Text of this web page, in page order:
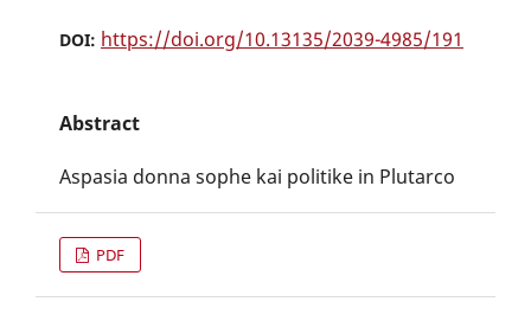
DOI: https://doi.org/10.13135/2039-4985/191
Abstract
Aspasia donna sophe kai politike in Plutarco
PDF